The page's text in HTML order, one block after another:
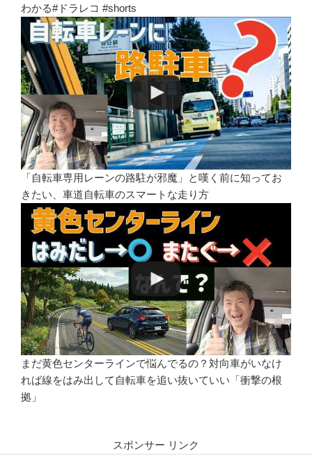
わかる#ドラレコ #shorts
「自転車専用レーンの路駐が邪魔」と嘆く前に知ってお
きたい、車道自転車のスマートな走り方
まだ黄色センターラインで悩んでるの？対向車がいなけ
れば線をはみ出して自転車を追い抜いていい「衝撃の根
拠」
スポンサー リンク